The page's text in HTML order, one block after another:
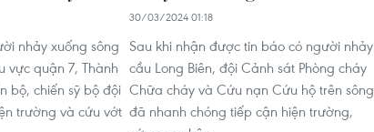
nhảy xuống sông
vực quận 7, Thành
bộ, chiến sỹ bộ đội
trường và cứu vớt
30/03/2024 01:18
Sau khi nhận được tin báo có người nhảy
cầu Long Biên, đội Cảnh sát Phòng cháy
Chữa cháy và Cứu nạn Cứu hộ trên sông
đã nhanh chóng tiếp cận hiện trường,